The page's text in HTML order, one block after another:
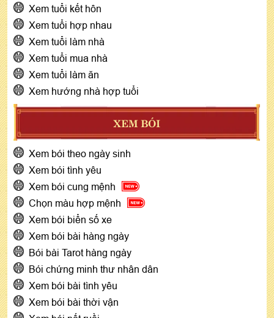
Xem tuổi kết hôn
Xem tuổi hợp nhau
Xem tuổi làm nhà
Xem tuổi mua nhà
Xem tuổi làm ăn
Xem hướng nhà hợp tuổi
XEM BÓI
Xem bói theo ngày sinh
Xem bói tình yêu
Xem bói cung mệnh
Chọn màu hợp mệnh
Xem bói biển số xe
Xem bói bài hàng ngày
Bói bài Tarot hàng ngày
Bói chứng minh thư nhân dân
Xem bói bài tình yêu
Xem bói bài thời vận